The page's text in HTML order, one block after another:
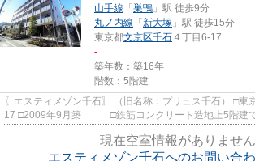
山手線 「 巣鴨 」駅 徒歩9分
丸ノ内線 「 新大塚 」駅 徒歩15分
東京都文京区千石 ４丁目6-17
-
築年数：築16年
階数：5階建
〖エスティメゾン千石〗 （旧名称：プリュス千石） □東京都文京区千石四丁目 6-
17 □2009年9月築 □鉄筋コンクリート造地上5階建て。 エスティメゾンシリ
現在空室情報がありません
エスティメゾン千石へのお問い合